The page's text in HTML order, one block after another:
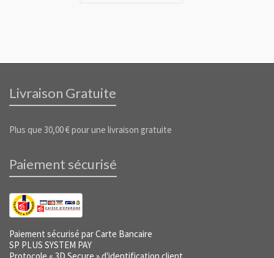
Livraison Gratuite
Plus que 30,00€pour une livraison gratuite
Paiement sécurisé
Paiement sécurisé par Carte Bancaire
SP PLUS SYSTEM PAY
Protocole « 3D Secure » d'identification client